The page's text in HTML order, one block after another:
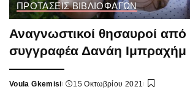
ΠΡΟΤΑΣΕΙΣ ΒΙΒΛΙΟΦΑΓΩΝ
Αναγνωστικοί θησαυροί από
συγγραφέα Δανάη Ιμπραχήμ
Posted
Voula Gkemisi 15 Οκτωβρίου 2021